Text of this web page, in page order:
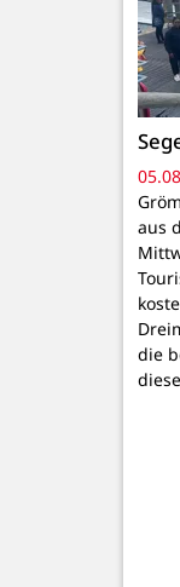
aus
die